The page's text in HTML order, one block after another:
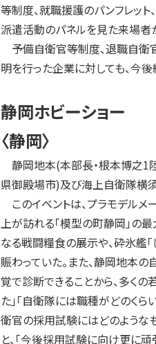
等制度、就職援護のパンフレッ
派遣活動のパネルを見た来場者
予備自衛官等制度、退職自衛
明を行った企業に対しても、今
静岡ホビーショー
〈静岡〉
静岡地本(本部長・根本博之1
県御殿場市)及び海上自衛隊横
このイベントは、プラモデル
上が訪れる「模型の町静岡」の
なる戦闘糧食の展示や、砕氷艦
賑わっていた。また、静岡地本
覚で診断できることから、多く
た」「自衛隊には職種がどのく
衛官の採用試験にはどのような
と、「今後採用試験に向け更に頑